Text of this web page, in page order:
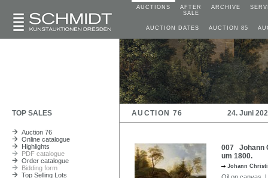
AUCTIONS
AFTER
SALE
ARCHIVE
AUCTION DATES AUCTION 85
TOP SALES AUCTION 76 24. Juni
Auction 76
Online catalogue
Highlights
PDF catalogue
Order catalogue
Bidding form
Top Selling Lots
007 Johann
um 1800.
Johann